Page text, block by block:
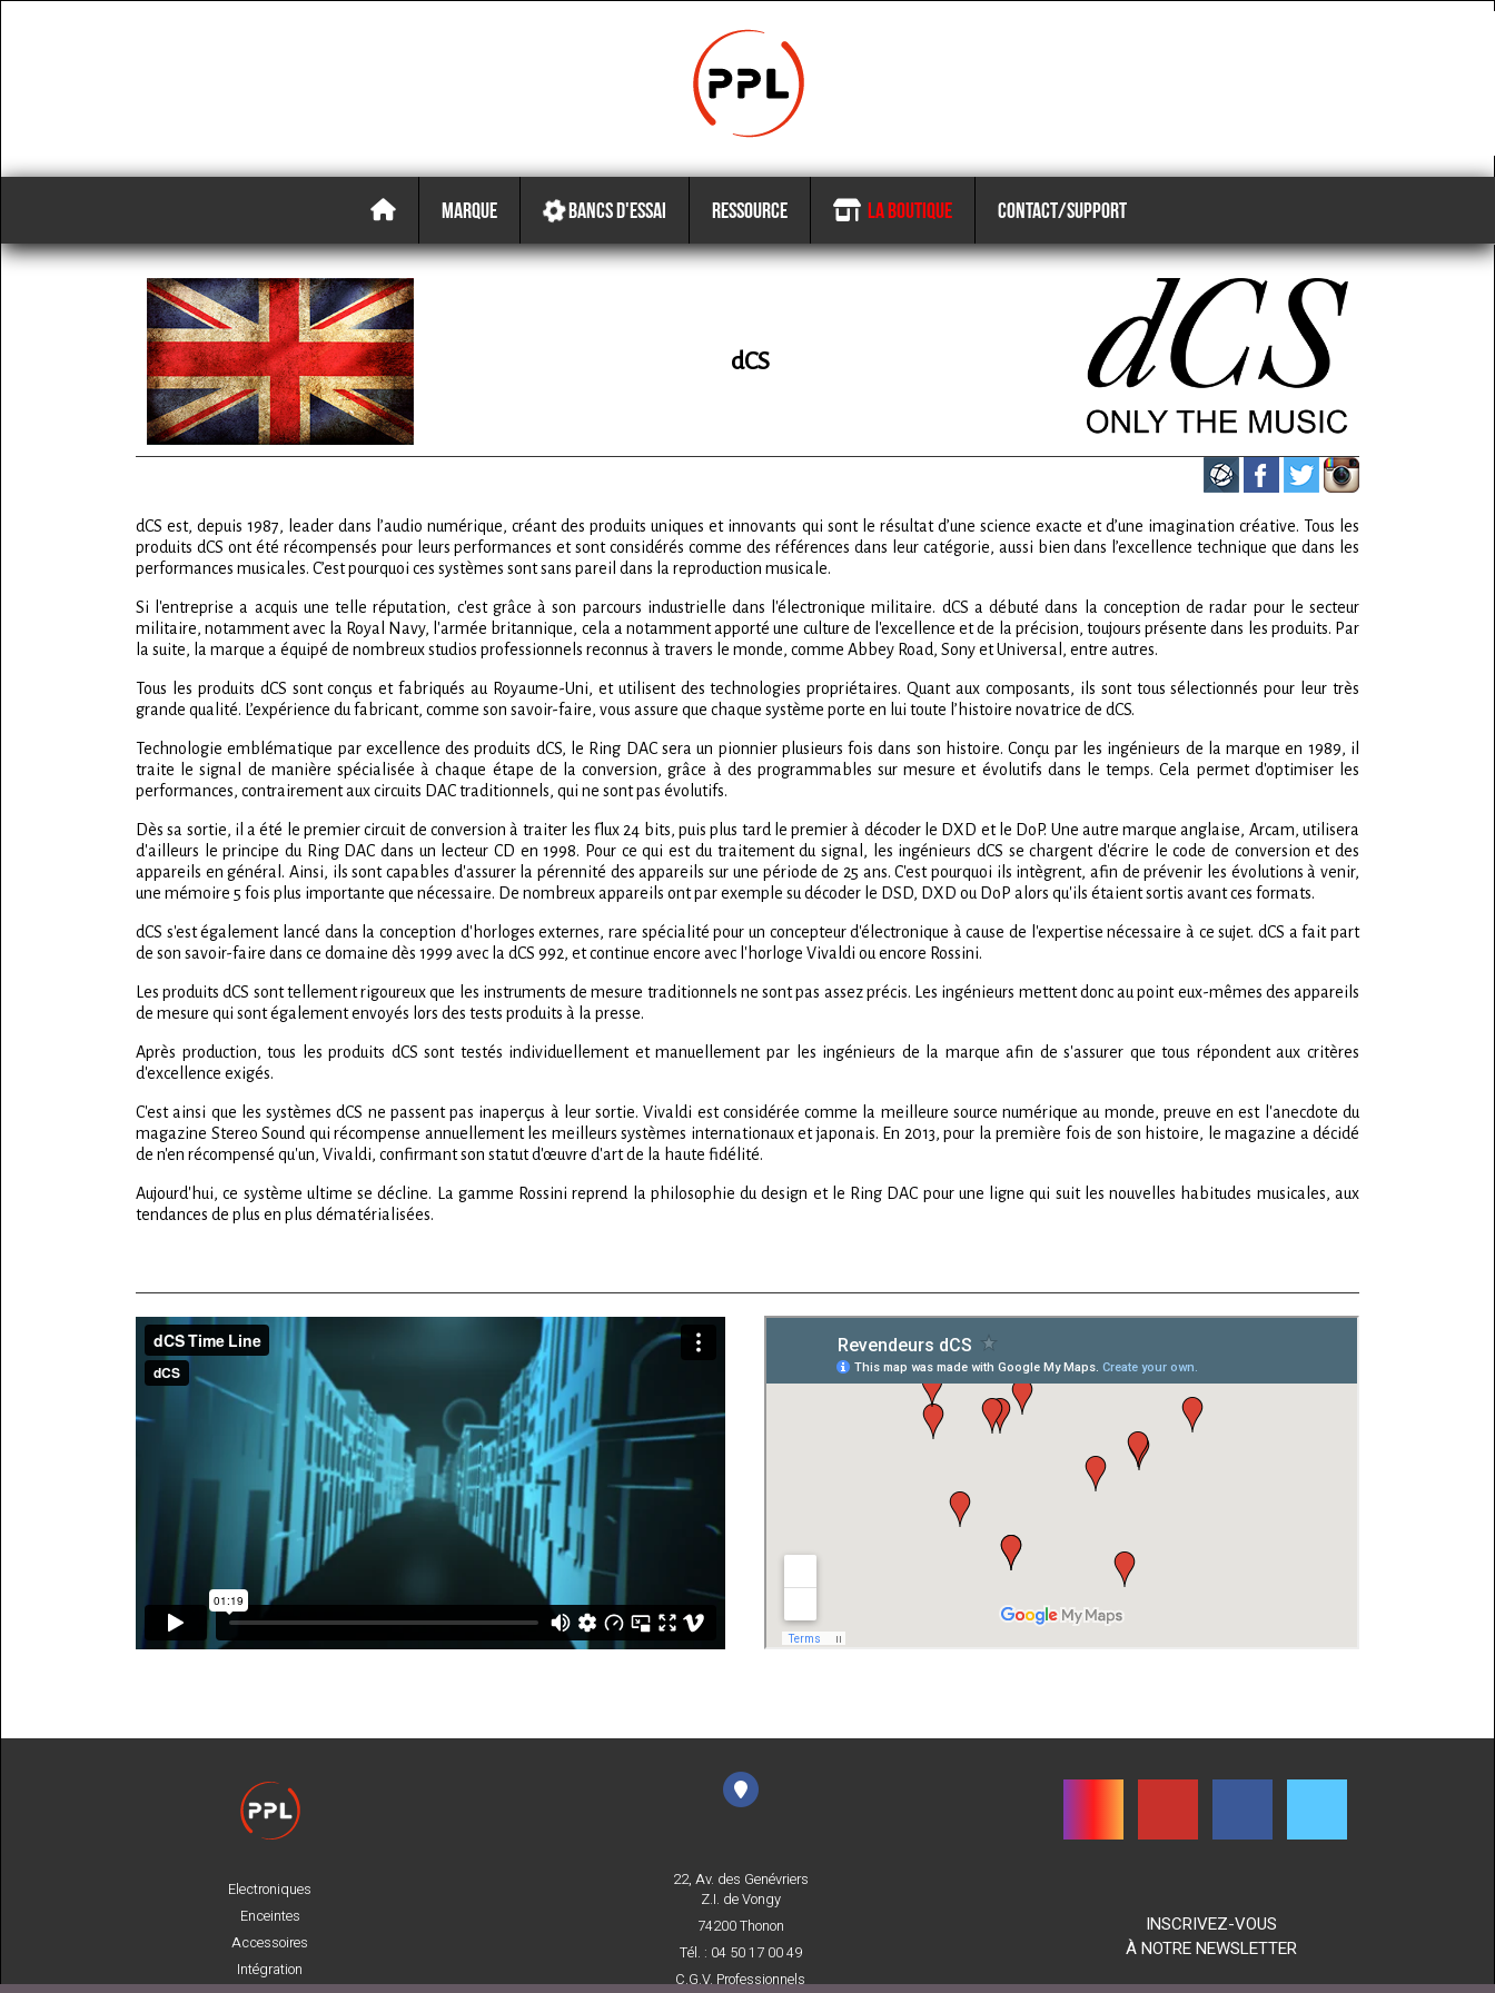
MARQUE BANCS D'ESSAI RESSOURCE LA BOUTIQUE CONTACT/SUPPORT
dCS
dCS est, depuis 1987, leader dans l’audio numérique, créant des produits uniques et innovants qui sont le résultat d’une science exacte et d’une imagination créative. Tous les
produits dCS ont été récompensés pour leurs performances et sont considérés comme des références dans leur catégorie, aussi bien dans l’excellence technique que dans les
performances musicales. C’est pourquoi ces systèmes sont sans pareil dans la reproduction musicale.
Si l'entreprise a acquis une telle réputation, c'est grâce à son parcours industrielle dans l'électronique militaire. dCS a débuté dans la conception de radar pour le secteur
militaire, notamment avec la Royal Navy, l'armée britannique, cela a notamment apporté une culture de l'excellence et de la précision, toujours présente dans les produits. Par
la suite, la marque a équipé de nombreux studios professionnels reconnus à travers le monde, comme Abbey Road, Sony et Universal, entre autres.
Tous les produits dCS sont conçus et fabriqués au Royaume-Uni, et utilisent des technologies propriétaires. Quant aux composants, ils sont tous sélectionnés pour leur très
grande qualité. L’expérience du fabricant, comme son savoir-faire, vous assure que chaque système porte en lui toute l’histoire novatrice de dCS.
Technologie emblématique par excellence des produits dCS, le Ring DAC sera un pionnier plusieurs fois dans son histoire. Conçu par les ingénieurs de la marque en 1989, il
traite le signal de manière spécialisée à chaque étape de la conversion, grâce à des programmables sur mesure et évolutifs dans le temps. Cela permet d'optimiser les
performances, contrairement aux circuits DAC traditionnels, qui ne sont pas évolutifs.
Dès sa sortie, il a été le premier circuit de conversion à traiter les flux 24 bits, puis plus tard le premier à décoder le DXD et le DoP. Une autre marque anglaise, Arcam, utilisera
d'ailleurs le principe du Ring DAC dans un lecteur CD en 1998. Pour ce qui est du traitement du signal, les ingénieurs dCS se chargent d'écrire le code de conversion et des
appareils en général. Ainsi, ils sont capables d'assurer la pérennité des appareils sur une période de 25 ans. C'est pourquoi ils intègrent, afin de prévenir les évolutions à venir,
une mémoire 5 fois plus importante que nécessaire. De nombreux appareils ont par exemple su décoder le DSD, DXD ou DoP alors qu'ils étaient sortis avant ces formats.
dCS s'est également lancé dans la conception d'horloges externes, rare spécialité pour un concepteur d'électronique à cause de l'expertise nécessaire à ce sujet. dCS a fait part
de son savoir-faire dans ce domaine dès 1999 avec la dCS 992, et continue encore avec l'horloge Vivaldi ou encore Rossini.
Les produits dCS sont tellement rigoureux que les instruments de mesure traditionnels ne sont pas assez précis. Les ingénieurs mettent donc au point eux-mêmes des appareils
de mesure qui sont également envoyés lors des tests produits à la presse.
Après production, tous les produits dCS sont testés individuellement et manuellement par les ingénieurs de la marque afin de s'assurer que tous répondent aux critères
d'excellence exigés.
C'est ainsi que les systèmes dCS ne passent pas inaperçus à leur sortie. Vivaldi est considérée comme la meilleure source numérique au monde, preuve en est l'anecdote du
magazine Stereo Sound qui récompense annuellement les meilleurs systèmes internationaux et japonais. En 2013, pour la première fois de son histoire, le magazine a décidé
de n'en récompensé qu'un, Vivaldi, confirmant son statut d'œuvre d'art de la haute fidélité.
Aujourd'hui, ce système ultime se décline. La gamme Rossini reprend la philosophie du design et le Ring DAC pour une ligne qui suit les nouvelles habitudes musicales, aux
tendances de plus en plus dématérialisées.
Electroniques
Enceintes
Accessoires
Intégration
22, Av. des Genévriers
Z.I. de Vongy
74200 Thonon
Tél. : 04 50 17 00 49
C.G.V. Professionnels
INSCRIVEZ-VOUS
À NOTRE NEWSLETTER